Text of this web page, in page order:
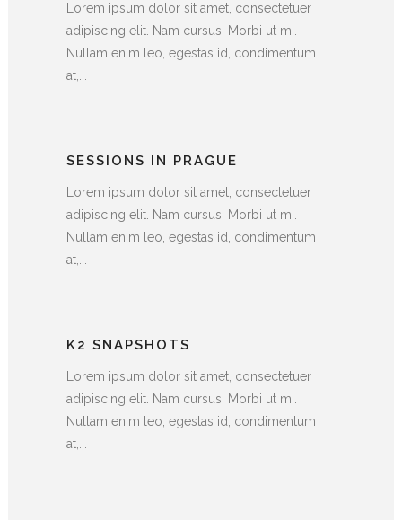
Lorem ipsum dolor sit amet, consectetuer
adipiscing elit. Nam cursus. Morbi ut mi.
Nullam enim leo, egestas id, condimentum
at,...
SESSIONS IN PRAGUE
Lorem ipsum dolor sit amet, consectetuer
adipiscing elit. Nam cursus. Morbi ut mi.
Nullam enim leo, egestas id, condimentum
at,...
K2 SNAPSHOTS
Lorem ipsum dolor sit amet, consectetuer
adipiscing elit. Nam cursus. Morbi ut mi.
Nullam enim leo, egestas id, condimentum
at,...